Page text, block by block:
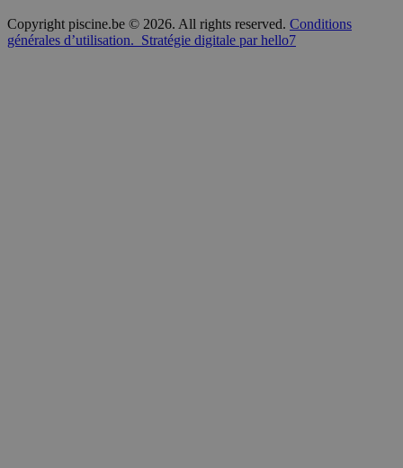
Copyright piscine.be © 2026. All rights reserved. Conditions
générales d’utilisation. Stratégie digitale par hello7